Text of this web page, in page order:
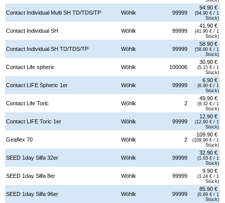
Contact Individual Multi SH TD/TDS/TP Wöhlk 99999
94.90 €
(94.90 € / 1
Stück)
Contact Individual SH Wöhlk 99999
41.90 €
(41.90 € / 1
Stück)
Contact Individual SH TD/TDS/TP Wöhlk 99999
58.90 €
(58.90 € / 1
Stück)
Contact Life spheric Wöhlk 100006
30.90 €
(5.15 € / 1
Stück)
Contact LIFE Spheric 1er Wöhlk 99999
6.90 €
(6.90 € / 1
Stück)
Contact Life Toric Wöhlk 2
49.90 €
(8.32 € / 1
Stück)
Contact LIFE Toric 1er Wöhlk 99999
12.90 €
(12.90 € / 1
Stück)
Geaflex 70 Wöhlk 2
109.90 €
(109.90 € / 1
Stück)
SEED 1day Silfa 32er Wöhlk 99999
32.90 €
(1.03 € / 1
Stück)
SEED 1day Silfa 8er Wöhlk 99999
9.90 €
(1.24 € / 1
Stück)
SEED 1day Silfa 96er Wöhlk 99999
85.90 €
(0.89 € / 1
Stück)